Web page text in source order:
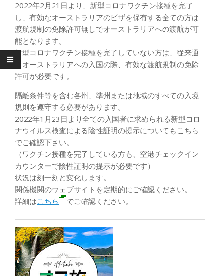
2022年2月21日より、新型コロナワクチン接種を完了
し、有効なオーストラリアのビザを保有する全ての方は
渡航規制の免除許可無しでオーストラリアへの渡航が可
能となります。
新型コロナワクチン接種を完了していない方は、従来通
りオーストラリアへの入国の際、有効な渡航規制の免除
許可が必要です。
隔離条件等を含む各州、準州または地域のすべての入境
規則を遵守する必要があります。
2022年1月23日より全ての入国者に求められる新型コロ
ナウイルス検査による陰性証明の提示についてもこちら
でご確認下さい。
（ワクチン接種を完了している方も、空港チェックイン
カウンターで陰性証明の提示が必要です）
状況は刻一刻と変化します。
関係機関のウェブサイトを定期的にご確認ください。
詳細はこちら でご確認ください。